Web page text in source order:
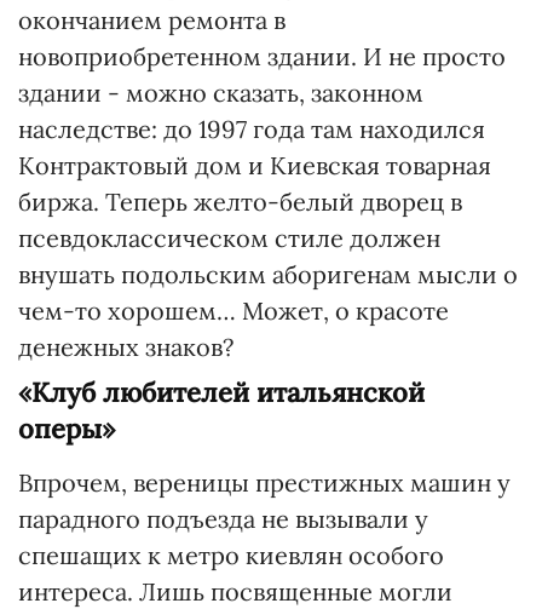
окончанием ремонта в
новоприобретенном здании. И не просто
здании - можно сказать, законном
наследстве: до 1997 года там находился
Контрактовый дом и Киевская товарная
биржа. Теперь желто-белый дворец в
псевдоклассическом стиле должен
внушать подольским аборигенам мысли о
чем-то хорошем… Может, о красоте
денежных знаков?
«Клуб любителей итальянской
оперы»
Впрочем, вереницы престижных машин у
парадного подъезда не вызывали у
спешащих к метро киевлян особого
интереса. Лишь посвященные могли